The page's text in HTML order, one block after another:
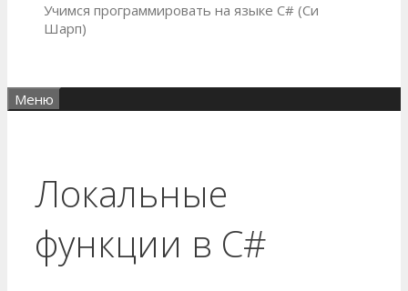
Учимся программировать на языке C# (Си
Шарп)
Меню
Локальные
функции в C#